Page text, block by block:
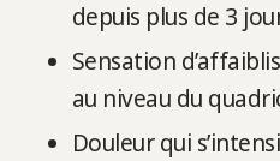
depuis plus de 3
Sensation
au niveau du
Douleur qui